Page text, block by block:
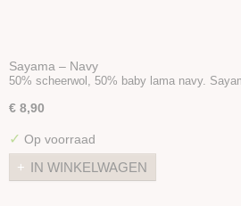
Sayama – Navy
50% scheerwol, 50% baby lama navy.
€ 8,90
✓ Op voorraad
IN WINKELWAGEN